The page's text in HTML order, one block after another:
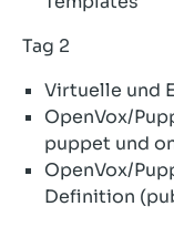
Tag 2
Virtuelle und
OpenVox/
puppet und
OpenVox/
Definition